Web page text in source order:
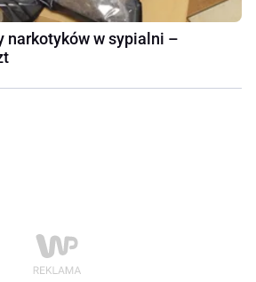
narkotyków w sypialni –